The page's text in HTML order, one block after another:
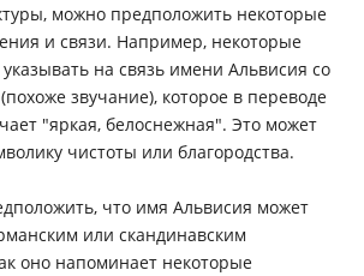
можно предположить некоторые
и связи. Например, некоторые
на связь имени Альвисия со
звучание), которое в переводе
"яркая, белоснежная". Это может
чистоты или благородства.
что имя Альвисия может
или скандинавским
оно напоминает некоторые